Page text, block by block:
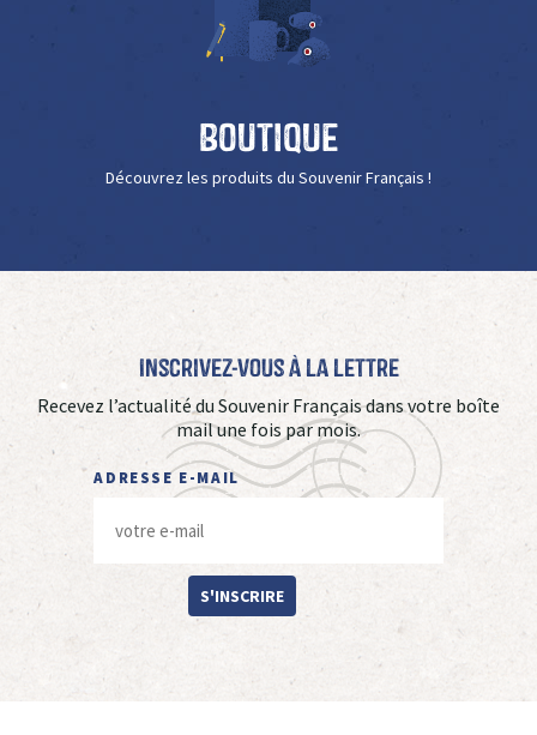
Boutique
Découvrez les produits du Souvenir Français !
Inscrivez-vous à La Lettre
Recevez l’actualité du Souvenir Français dans votre boîte
mail une fois par mois.
ADRESSE E-MAIL
S'INSCRIRE